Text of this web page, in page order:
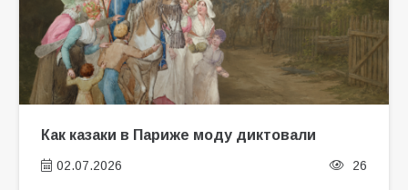
Как казаки в Париже моду диктовали
02.07.2026 26